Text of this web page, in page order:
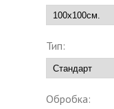
Тип:
Обробка: